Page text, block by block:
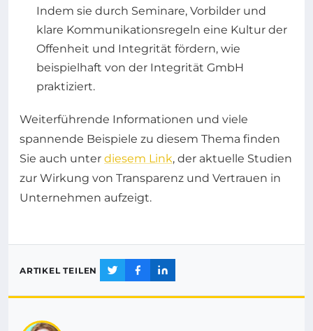
Indem sie durch Seminare, Vorbilder und
klare Kommunikationsregeln eine Kultur der
Offenheit und Integrität fördern, wie
beispielhaft von der Integrität GmbH
praktiziert.
Weiterführende Informationen und viele
spannende Beispiele zu diesem Thema finden
Sie auch unter diesem Link, der aktuelle Studien
zur Wirkung von Transparenz und Vertrauen in
Unternehmen aufzeigt.
ARTIKEL TEILEN